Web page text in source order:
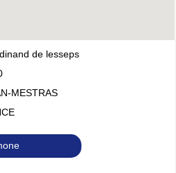
de lesseps
MESTRAS